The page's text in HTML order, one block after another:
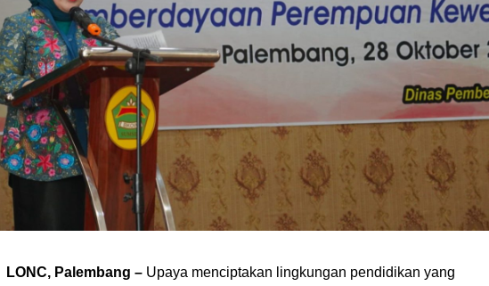
LONC, Palembang – Upaya menciptakan lingkungan pendidikan yang